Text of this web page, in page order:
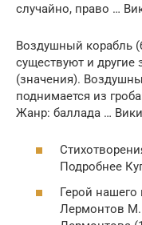
случайно, право …
Воздушный корабль
существуют и
(значения).
поднимается из
Жанр: баллада …
Подробнее
Герой нашего
Лермонтов